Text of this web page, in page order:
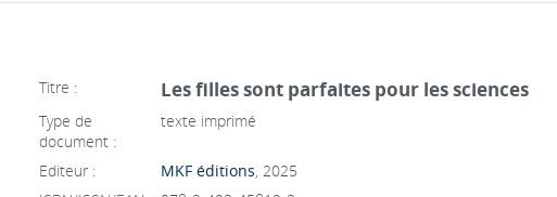
Titre : Les filles sont parfaites pour les sciences
Type de
document :
texte imprimé
Editeur : MKF éditions, 2025